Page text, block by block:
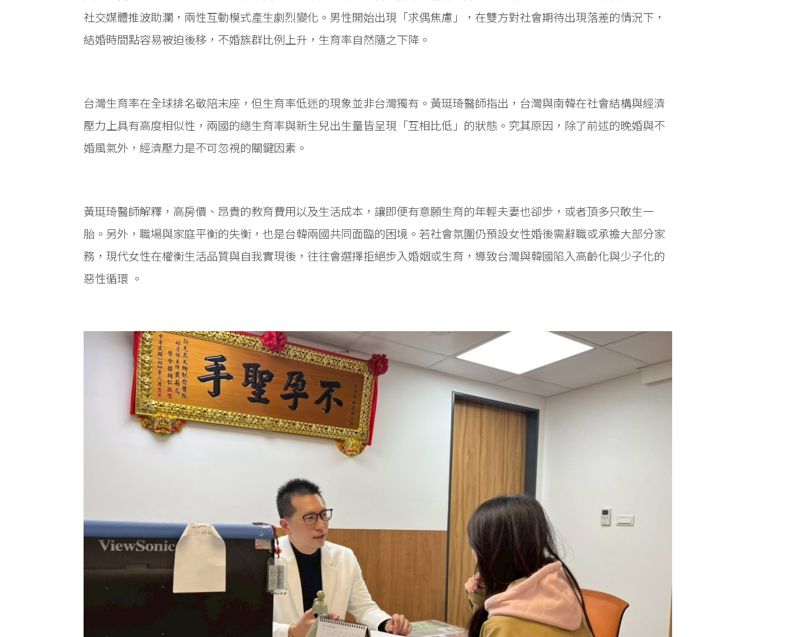
社交媒體推波助瀾，兩性互動模式產生劇烈變化。男性開始出現「求偶焦慮」，在雙方對社會期待出現落差的情況下，
結婚時間點容易被迫後移，不婚族群比例上升，生育率自然隨之下降。
台灣生育率在全球排名敬陪末座，但生育率低迷的現象並非台灣獨有。黃珽琦醫師指出，台灣與南韓在社會結構與經濟
壓力上具有高度相似性，兩國的總生育率與新生兒出生量皆呈現「互相比低」的狀態。究其原因，除了前述的晚婚與不
婚風氣外，經濟壓力是不可忽視的關鍵因素。
黃珽琦醫師解釋，高房價、昂貴的教育費用以及生活成本，讓即便有意願生育的年輕夫妻也卻步，或者頂多只敢生一
胎。另外，職場與家庭平衡的失衡，也是台韓兩國共同面臨的困境。若社會氛圍仍預設女性婚後需辭職或承擔大部分家
務，現代女性在權衡生活品質與自我實現後，往往會選擇拒絕步入婚姻或生育，導致台灣與韓國陷入高齡化與少子化的
惡性循環 。